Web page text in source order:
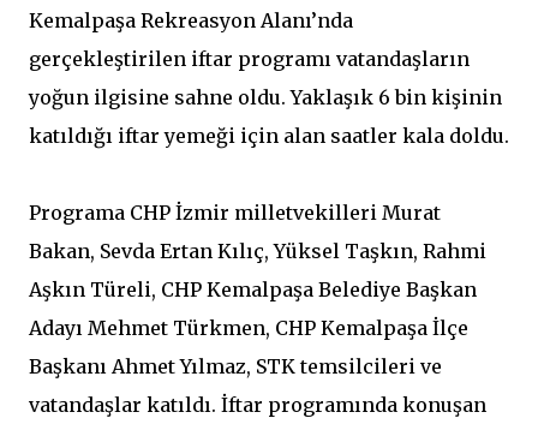
Kemalpaşa Rekreasyon Alanı’nda
gerçekleştirilen iftar programı vatandaşların
yoğun ilgisine sahne oldu. Yaklaşık 6 bin kişinin
katıldığı iftar yemeği için alan saatler kala doldu.
Programa CHP İzmir milletvekilleri Murat
Bakan, Sevda Ertan Kılıç, Yüksel Taşkın, Rahmi
Aşkın Türeli, CHP Kemalpaşa Belediye Başkan
Adayı Mehmet Türkmen, CHP Kemalpaşa İlçe
Başkanı Ahmet Yılmaz, STK temsilcileri ve
vatandaşlar katıldı. İftar programında konuşan